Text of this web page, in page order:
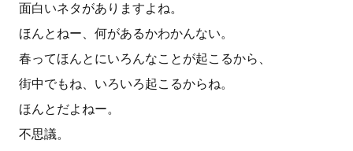
面白いネタがありますよね。
ほんとねー、何があるかわかんない。
春ってほんとにいろんなことが起こるから、
街中でもね、いろいろ起こるからね。
ほんとだよねー。
不思議。